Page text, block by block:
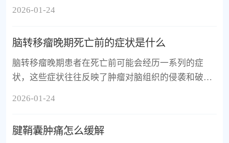
2026-01-24
脑转移瘤晚期死亡前的症状是什么
脑转移瘤晚期患者在死亡前可能会经历一系列的症
状，这些症状往往反映了肿瘤对脑组织的侵袭和破
2026-01-24
腱鞘囊肿痛怎么缓解